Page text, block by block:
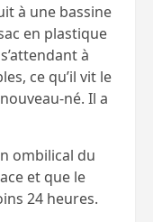
à une bassine
en plastique
à
ce qu’il vit le
né. Il a
ombilical du
et que le
24 heures.